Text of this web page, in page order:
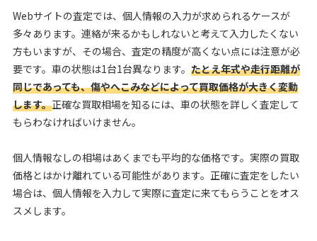
Webサイトの査定では、個人情報の入力が求められるケースが
多々あります。連絡が来るかもしれないと考えて入力したくない
方もいますが、その場合、査定の精度が高くない点には注意が必
要です。車の状態は1台1台異なります。 たとえ年式や走行距離が
同じであっても、傷やへこみなどによって買取価格が大きく変動
します。正確な買取相場を知るには、車の状態を詳しく査定して
もらわなければいけません。
個人情報なしの相場はあくまでも平均的な価格です。実際の買取
価格とはかけ離れている可能性があります。正確に査定をしたい
場合は、個人情報を入力して実際に査定に来てもらうことをオス
スメします。